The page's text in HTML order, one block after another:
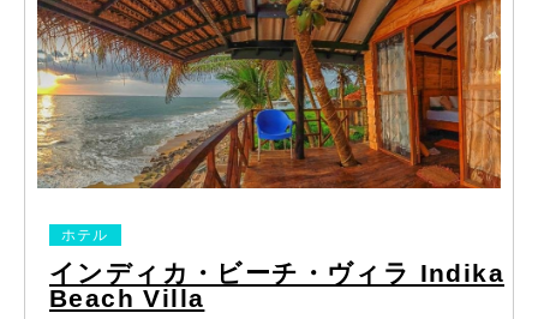
インディカ・ビーチ・ヴィラ Indika
Beach Villa
ホテル